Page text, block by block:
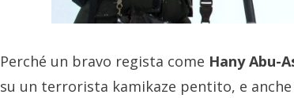
Perché un bravo regista come Hany Abu-
su un terrorista kamikaze pentito, e